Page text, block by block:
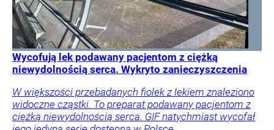
Wycofują lek podawany pacjentom z ciężką
niewydolnością serca. Wykryto zanieczyszczenia
W większości przebadanych fiolek z lekiem znaleziono
widoczne cząstki. To preparat podawany pacjentom z
ciężką niewydolnością serca. GIF natychmiast wycofał